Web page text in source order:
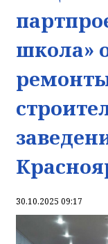
школа»
30.10.2025 09:17